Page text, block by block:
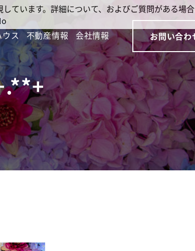
ス 不動産情報 会社情報 お問い合わ
ています。詳細について、およびご質問がある場